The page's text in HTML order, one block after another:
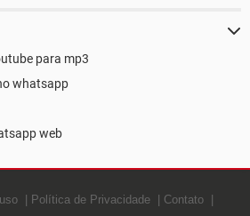
para mp3
whatsapp
web
Política de Privacidade
Contato